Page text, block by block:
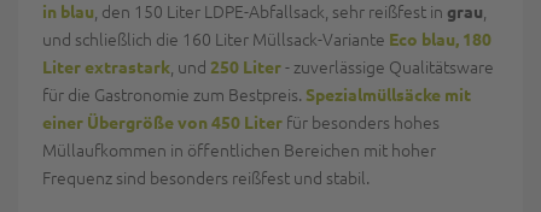
in blau , den 150 Liter LDPE-Abfallsack, sehr reißfest in grau
und schließlich die 160 Liter Müllsack-Variante Eco blau, 180
Liter extrastark , und 250 Liter- zuverlässige Qualitätsware
für die Gastronomie zum Bestpreis. Spezialmüllsäcke mit
einer Übergröße von 450 Liter für besonders hohes
Müllaufkommen in öffentlichen Bereichen mit hoher
Frequenz sind besonders reißfest und stabil.